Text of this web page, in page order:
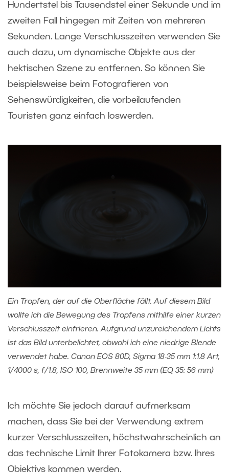
Hundertstel bis Tausendstel einer Sekunde und im
zweiten Fall hingegen mit Zeiten von mehreren
Sekunden. Lange Verschlusszeiten verwenden Sie
auch dazu, um dynamische Objekte aus der
hektischen Szene zu entfernen. So können Sie
beispielsweise beim Fotografieren von
Sehenswürdigkeiten, die vorbeilaufenden
Touristen ganz einfach loswerden.
Ein Tropfen, der auf die Oberfläche fällt. Auf diesem Bild
wollte ich die Bewegung des Tropfens mithilfe einer kurzen
Verschlusszeit einfrieren. Aufgrund unzureichendem Lichts
ist das Bild unterbelichtet, obwohl ich eine niedrige Blende
verwendet habe. Canon EOS 80D, Sigma 18-35 mm 1:1.8 Art,
1/4000 s, f/1.8, ISO 100, Brennweite 35 mm (EQ 35: 56 mm)
Ich möchte Sie jedoch darauf aufmerksam
machen, dass Sie bei der Verwendung extrem
kurzer Verschlusszeiten, höchstwahrscheinlich an
das technische Limit Ihrer Fotokamera bzw. Ihres
Objektivs kommen werden.